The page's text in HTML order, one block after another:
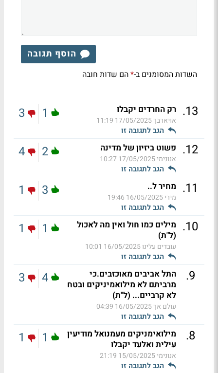
הוסף תגובה
השדות המסומנים ב-*הם שדות חובה
13
. רק החרדים יקבלו
אויארבך17/05/2025 11:19
הגב לתגובה זו
1
3
12
. פשוט ביזיון של מדינה
אנונימי17/05/2025 10:27
הגב לתגובה זו
2
4
11
. מחיר ל..
מירי16/05/2025 19:46
הגב לתגובה זו
3
1
10
. מילים כמו חול ואין מה לאכול
(ל"ת)
עובדים עלינו16/05/2025 10:01
הגב לתגובה זו
1
1
9
.
התל אביבים מאוכזבים.כי
מרביתם לא מילואמיניקים ובטח
לא קרביים... (ל"ת)
עולם אך16/05/2025 04:39
הגב לתגובה זו
4
3
8
.
מילואימניקים מעמנואל מודיעין
עילית ואלעד יקבלו
אנונימי15/05/2025 21:19
הגב לתגובה זו
1
1